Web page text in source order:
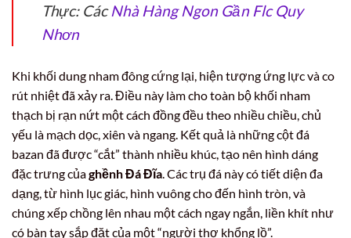
Thực: CácNhà Hàng Ngon Gần Flc Quy
Nhơn
Khi khối dung nham đông cứng lại, hiện tượng ứng lực và co
rút nhiệt đã xảy ra. Điều này làm cho toàn bộ khối nham
thạch bị rạn nứt một cách đồng đều theo nhiều chiều, chủ
yếu là mạch dọc, xiên và ngang. Kết quả là những cột đá
bazan đã được “cắt” thành nhiều khúc, tạo nên hình dáng
đặc trưng củaghềnh Đá Đĩa. Các trụ đá này có tiết diện đa
dạng, từ hình lục giác, hình vuông cho đến hình tròn, và
chúng xếp chồng lên nhau một cách ngay ngắn, liền khít như
có bàn tay sắp đặt của một “người thợ khổng lồ”.